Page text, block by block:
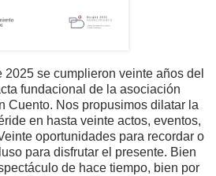
2025 se cumplieron veinte años del
fundacional de la asociación
Cuento. Nos propusimos dilatar la
en hasta veinte actos, eventos,
oportunidades para recordar o
para disfrutar el presente. Bien
de hace tiempo, bien por